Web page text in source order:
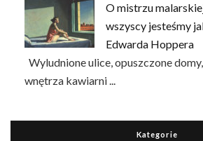
O mistrzu
wszyscy jesteśmy
Edwarda Hoppera
Wyludnione ulice, opuszczone
wnętrza kawiarni ...
Kategorie